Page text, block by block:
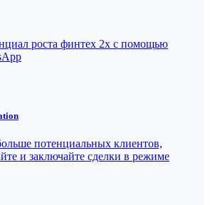
роста финтех 2x с помощью
потенциальных клиентов,
и заключайте сделки в режиме